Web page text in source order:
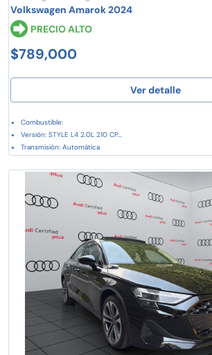
Volkswagen Amarok 2024
PRECIO ALTO
$789,000
Ver detalle
Combustible:
Versión: STYLE L4 2.0L 210 CP...
Transmisión: Automática